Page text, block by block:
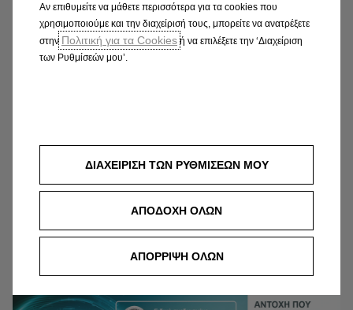
Η επαγγελματική φροντίδα κρατάει το
αυτοκίνητό σας σε τέλεια «φόρμα». Κανείς δε
γνωρίζει το Opel σας καλύτερα από το
Λιπαντικό κινητήρα
Αν επιθυμείτε να μάθετε περισσότερα για τα cookies που
χρησιμοποιούμε και την διαχείρισή τους, μπορείτε να ανατρέξετε
στην Πολιτική για τα Cookies ή να επιλέξετε την ‘Διαχείριση
των Ρυθμίσεών μου’.
ΔΙΑΧΕΙΡΙΣΗ ΤΩΝ ΡΥΘΜΙΣΕΩΝ ΜΟΥ
ΑΠΟΔΟΧΗ ΟΛΩΝ
ΑΠΟΡΡΙΨΗ ΟΛΩΝ